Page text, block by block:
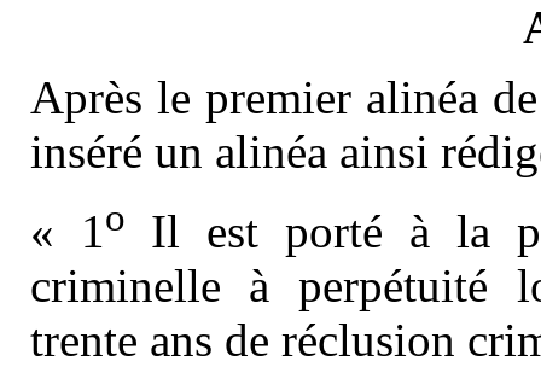
Après le premier alinéa
inséré un alinéa ainsi
« 1 o
Il est porté à la
criminelle à perpétuité
trente ans de réclusion